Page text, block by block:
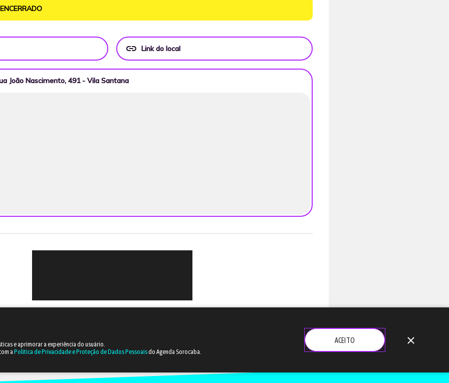
link Link do local
João Nascimento, 491 - Vila Santana
e aprimorar a experiência do usuário.
a Política de Privacidade e Proteção de Dados Pessoaisdo Agenda Sorocaba.
ACEITO close